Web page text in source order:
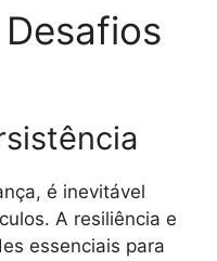
é inevitável
A resiliência e
essenciais para